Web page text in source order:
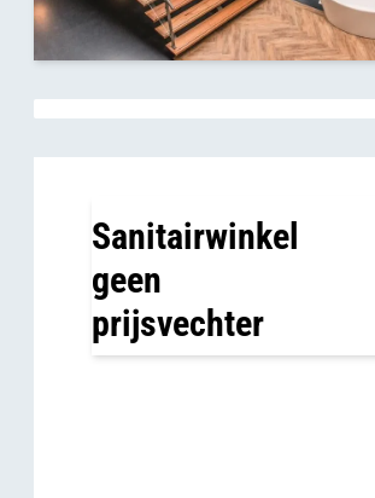
Sanitairwinkel
geen
prijsvechter